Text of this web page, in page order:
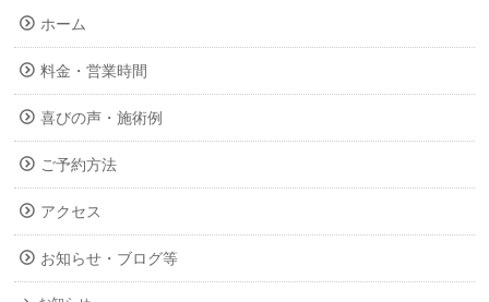
ホーム
料金・営業時間
喜びの声・施術例
ご予約方法
アクセス
お知らせ・ブログ等